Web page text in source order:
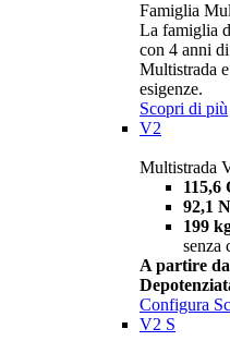
Famiglia
La famiglia
con 4 anni
Multistrada
esigenze.
Scopri di più
V2
Multistrada
115,6
92,1
199
senza
A partire
Configura
V2 S